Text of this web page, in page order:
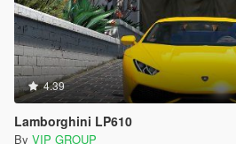
4.39
Lamborghini LP610
By VIP GROUP